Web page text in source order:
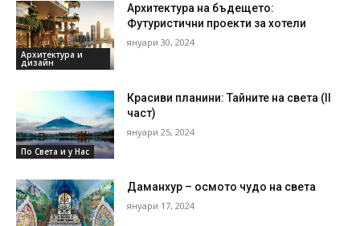
Архитектура и
дизайн
Архитектура на бъдещето:
Футуристични проекти за хотели
януари 30, 2024
По Света и у Нас
Красиви планини: Тайните на света (II
част)
януари 25, 2024
Даманхур – осмото чудо на света
януари 17, 2024